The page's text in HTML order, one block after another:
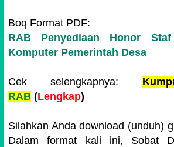
Boq Format PDF:
RAB Penyediaan Honor
Komputer Pemerintah Desa
Cek selengkapnya:
RAB (Lengkap)
Silahkan Anda download (unduh)
Dalam format kali ini, Sobat